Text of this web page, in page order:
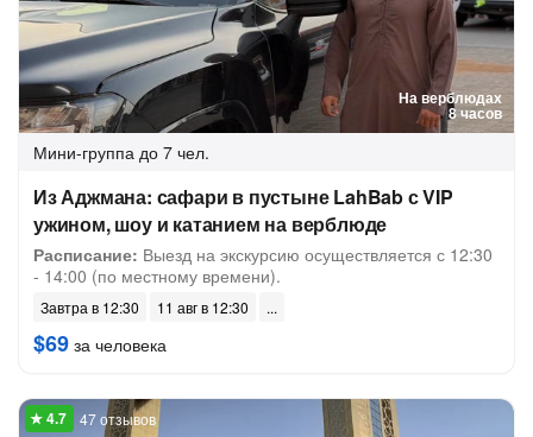
На верблюдах
8 часов
Мини-группа до 7 чел.
Из Аджмана: сафари в пустыне LahBab с VIP
ужином, шоу и катанием на верблюде
Расписание: Выезд на экскурсию осуществляется с 12:30
- 14:00 (по местному времени).
Завтра в 12:30 11 авг в 12:30
$69 за человека
47 отзывов